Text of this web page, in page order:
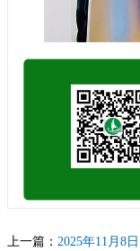
上一篇： 2025年11月8